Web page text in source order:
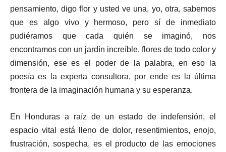
pensamiento, digo flor y usted ve una, yo, otra, sabemos
que es algo vivo y hermoso, pero sí de inmediato
pudiéramos que cada quién se imaginó, nos
encontramos con un jardín increíble, flores de todo color y
dimensión, ese es el poder de la palabra, en eso la
poesía es la experta consultora, por ende es la última
frontera de la imaginación humana y su esperanza.
En Honduras a raíz de un estado de indefensión, el
espacio vital está lleno de dolor, resentimientos, enojo,
frustración, sospecha, es el producto de las emociones